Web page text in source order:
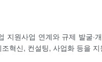
지원사업 연계와 규제 발굴·
혁신, 컨설팅, 사업화 등을